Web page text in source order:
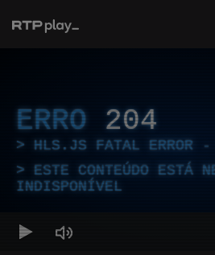
ERRO 204
HLS.JS FATAL ERROR -
ESTE CONTEÚDO ESTÁ
INDISPONÍVEL